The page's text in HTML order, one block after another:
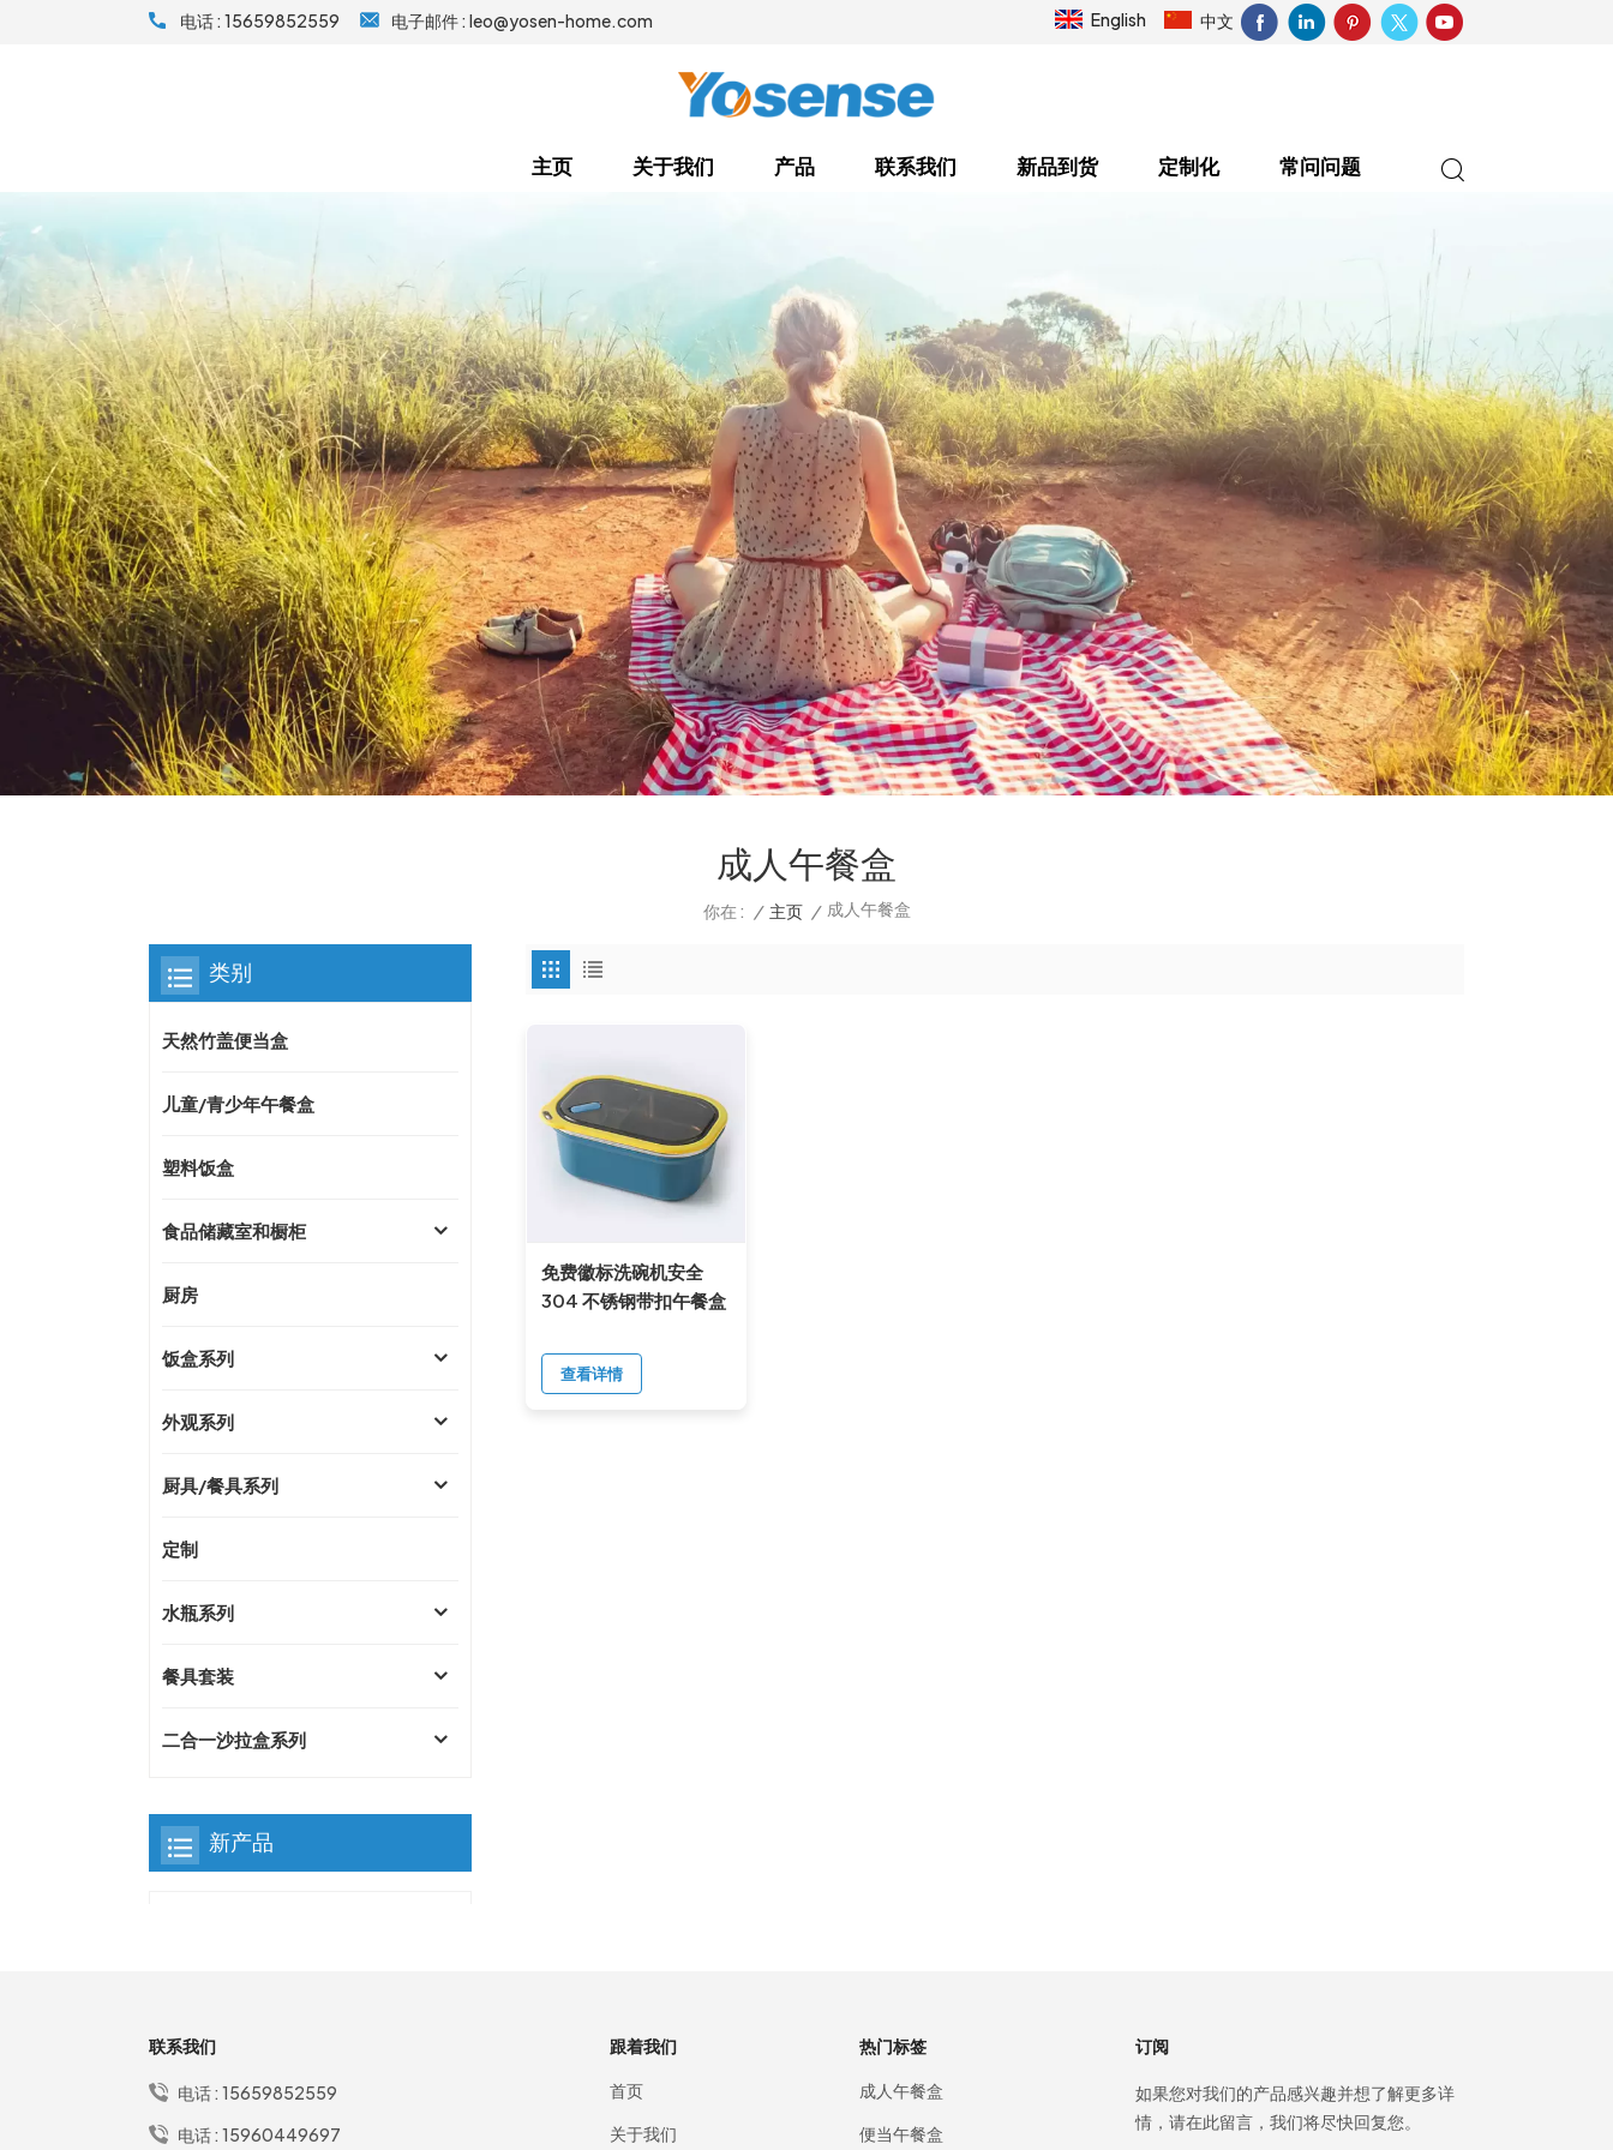
English 中文
电话 : 15659852559 电子邮件 : leo@yosen-home.com
主页 关于我们 产品 联系我们 新品到货 定制化 常问问题
成人午餐盒
你在 : / 主页 / 成人午餐盒
免费徽标洗碗机安全
304 不锈钢带扣午餐盒
查看详情
类别
天然竹盖便当盒
儿童/青少年午餐盒
塑料饭盒
食品储藏室和橱柜
厨房
饭盒系列
外观系列
厨具/餐具系列
定制
水瓶系列
餐具套装
二合一沙拉盒系列
新产品
具套装
联系我们
电话 : 15659852559
电话 : 15960449697
跟着我们
首页
关于我们
热门标签
成人午餐盒
便当午餐盒
订阅
如果您对我们的产品感兴趣并想了解更多详
情，请在此留言，我们将尽快回复您。